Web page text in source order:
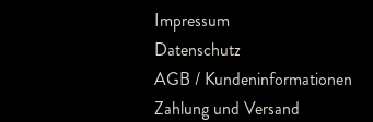
Impressum
Datenschutz
AGB / Kundeninformationen
Zahlung und Versand